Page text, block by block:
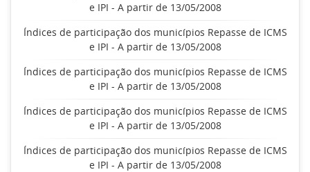
e IPI - A partir de 13/05/2008
Índices de participação dos municípios Repasse de ICMS
e IPI - A partir de 13/05/2008
Índices de participação dos municípios Repasse de ICMS
e IPI - A partir de 13/05/2008
Índices de participação dos municípios Repasse de ICMS
e IPI - A partir de 13/05/2008
Índices de participação dos municípios Repasse de ICMS
e IPI - A partir de 13/05/2008